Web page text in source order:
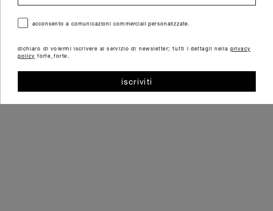
consensoacconsento a comunicazioni commerciali personalizzate.
dichiaro di volermi iscrivere al servizio di newsletter; tutti i dettagli nella privacy
policy forte_forte.
iscriviti